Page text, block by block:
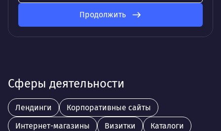
Продолжить
Сферы деятельности
Лендинги
Корпоративные сайты
Интернет-магазины
Визитки
Каталоги